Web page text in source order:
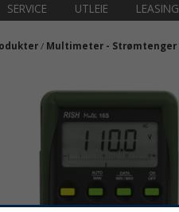
SERVICE UTLEIE LEASING
/ Multimeter - Strømtenger